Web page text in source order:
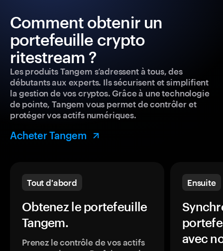
Comment obtenir un
portefeuille crypto
ritestream ?
Les produits Tangem s’adressent à tous, des
débutants aux experts. Ils sécurisent et simplifient
la gestion de vos cryptos. Grâce à une technologie
de pointe, Tangem vous permet de contrôler et
protéger vos actifs numériques.
Acheter Tangem
Tout d'abord
Obtenez le portefeuille
Tangem.
Prenez le contrôle de vos actifs
Ensuite
avec